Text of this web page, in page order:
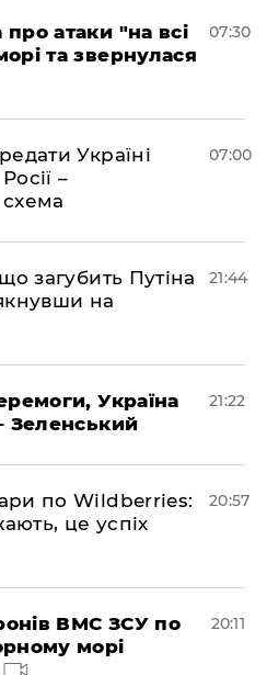
атаки "на всі
та звернулася
07:30
Україні
–
07:00
загубить Путіна
на
21:44
Україна
Зеленський
21:22
по Wildberries:
це успіх
20:57
ВМС ЗСУ по
морі
20:11